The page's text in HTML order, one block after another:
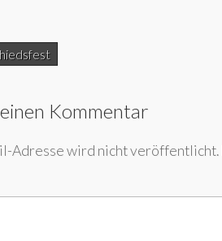
Kommentar
Adresse wird nicht veröffentlicht.